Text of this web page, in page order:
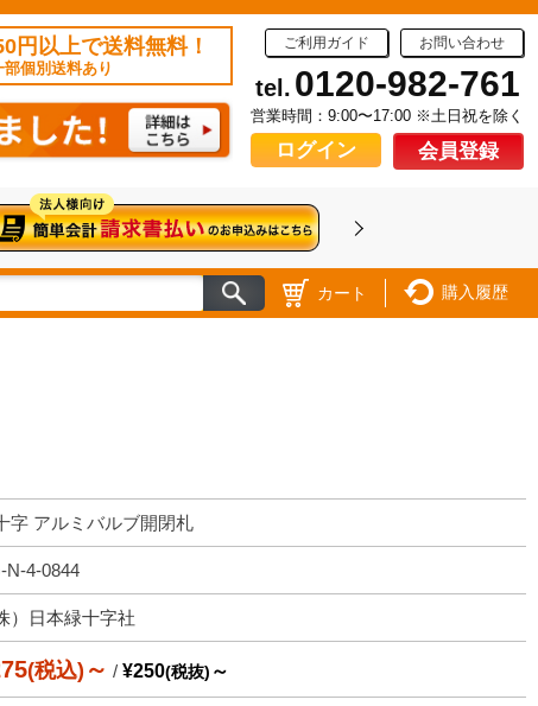
円以上で送料無料！
個別送料あり
ご利用ガイド お問い合わせ
tel. 0120-982-761
営業時間：9:00〜17:00 ※土日祝を除く
ログイン 会員登録
カート 購入履歴
字 アルミバルブ開閉札
N-4-0844
）日本緑十字社
(税込) ～ / ¥250(税抜) ～